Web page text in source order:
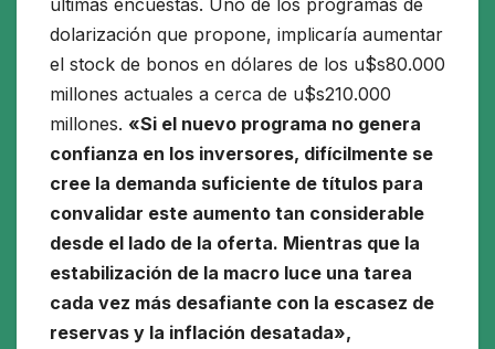
dolarización que propone, implicaría aumentar
el stock de bonos en dólares de los u$s80.000
millones actuales a cerca de u$s210.000
millones. «Si el nuevo programa no genera
confianza en los inversores, difícilmente se
cree la demanda suficiente de títulos para
convalidar este aumento tan considerable
desde el lado de la oferta. Mientras que la
estabilización de la macro luce una tarea
cada vez más desafiante con la escasez de
reservas y la inflación desatada»,